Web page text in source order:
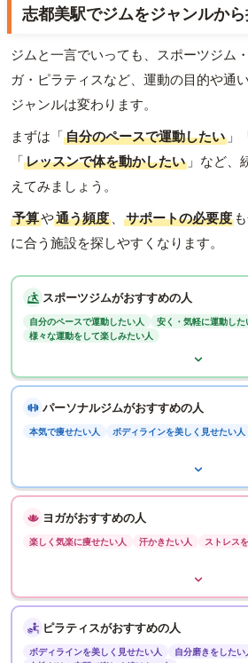
志都美駅でジムをジャンルか
ジムと一言でいっても、スポーツジム
ガ・ピラティスなど、運動の目的や通
ジャンルは変わります。
まずは「自分のペースで運動したい 」
「レッスンで体を動かしたい 」など、
えてみましょう。
予算や通う頻度 、 サポートの必要度
に合う施設を探しやすくなります。
スポーツジムがおすすめの人
自分のペースで運動したい人
安く・気軽に運動した
様々な運動をして楽しみたい人
パーソナルジムがおすすめの人
本気で痩せたい人 ボディラインを美しく見せたい人
ヨガがおすすめの人
楽しく気楽に痩せたい人 汗かきたい人 ストレス
ピラティスがおすすめの人
ボディラインを美しく見せたい人
自分磨きをしたい